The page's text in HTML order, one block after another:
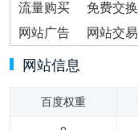
流量购买 免费交换
网站广告
网站交易
网站信息
百度权重